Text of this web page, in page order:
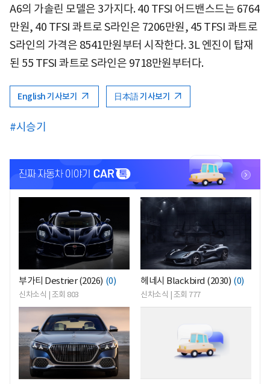
A6의 가솔린 모델은 3가지다. 40 TFSI 어드밴스드는 6764
만원, 40 TFSI 콰트로 S라인은 7206만원, 45 TFSI 콰트로
S라인의 가격은 8541만원부터 시작한다. 3L 엔진이 탑재
된 55 TFSI 콰트로 S라인은 9718만원부터다.
English 기사보기 日本語 기사보기
#시승기
부가티 Destrier (2026) (0)
신차소식 | 조회 803
<
헤네시 Blackbird (2030) (0)
신차소식 | 조회 777
<